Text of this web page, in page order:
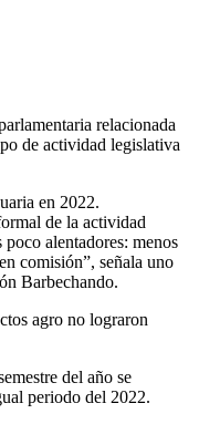
relacionada
de actividad legislativa
en 2022.
de la actividad
alentadores: menos
comisión”, señala uno
Barbechando.
agro no lograron
del año se
periodo del 2022.